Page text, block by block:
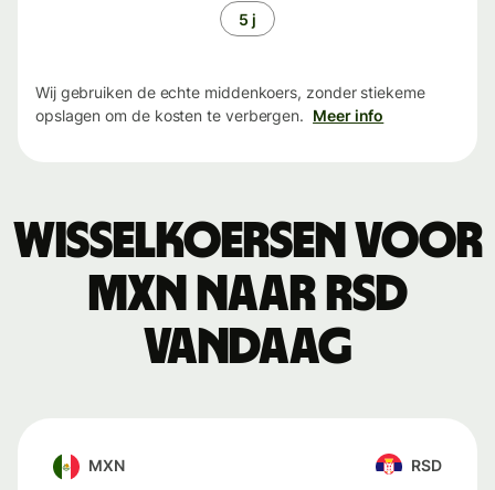
5 j
Wij gebruiken de echte middenkoers, zonder stiekeme
opslagen om de kosten te verbergen. Meer info
Wisselkoersen voor
MXN naar RSD
vandaag
MXN RSD